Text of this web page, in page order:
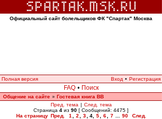
Официальный сайт болельщиков ФК "Спартак" Москва
Полная версия Вход • Регистрация
FAQ • Поиск
Общение на сайте » Гостевая книга ВВ
Пред. тема | След. тема
Страница 4 из 90 [ Сообщений: 4475 ]
На страницу Пред. 1 2 3 4, 5 6 7 90
След.